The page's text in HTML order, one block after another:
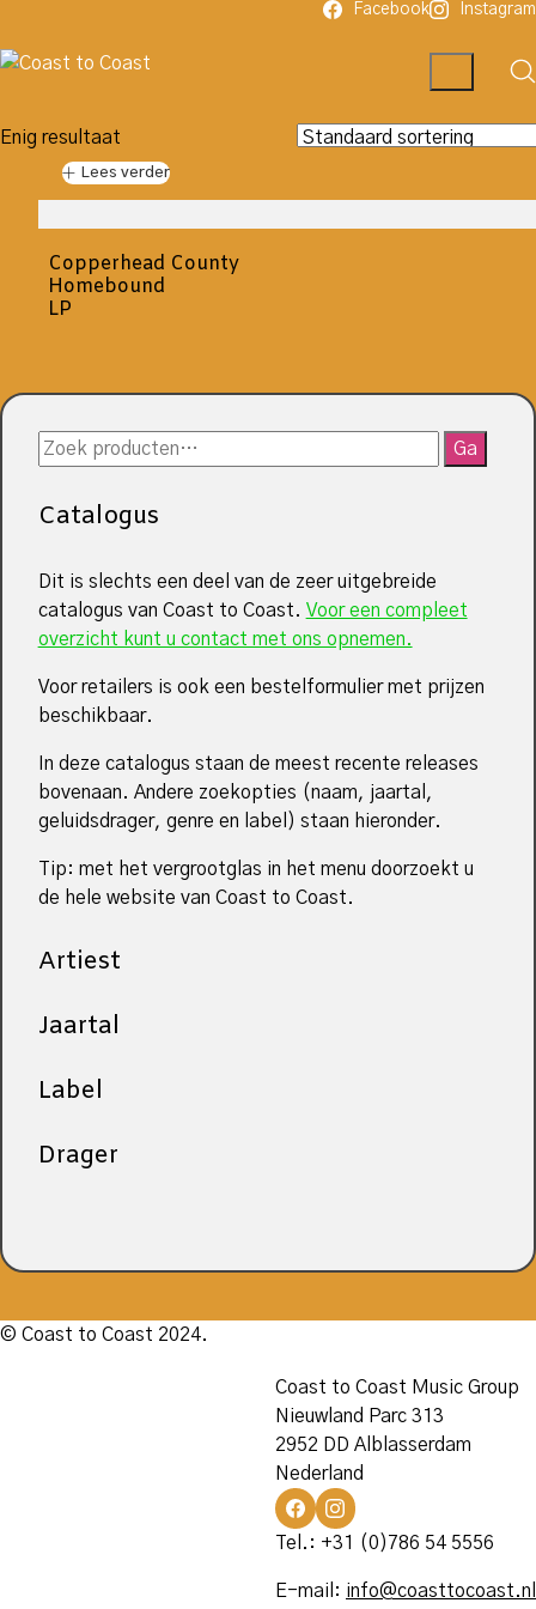
Facebook Instagram
Enig resultaat
Lees verder
Copperhead County
Homebound
LP
Zoeken
naar:
Ga
Catalogus
Dit is slechts een deel van de zeer uitgebreide
catalogus van Coast to Coast. Voor een compleet
overzicht kunt u contact met ons opnemen.
Voor retailers is ook een bestelformulier met prijzen
beschikbaar.
In deze catalogus staan de meest recente releases
bovenaan. Andere zoekopties (naam, jaartal,
geluidsdrager, genre en label) staan hieronder.
Tip: met het vergrootglas in het menu doorzoekt u
de hele website van Coast to Coast.
Artiest
Jaartal
Label
Drager
© Coast to Coast 2024.
Coast to Coast Music Group
Nieuwland Parc 313
2952 DD Alblasserdam
Nederland
Tel.: +31 (0)786 54 5556
E-mail: info@coasttocoast.nl